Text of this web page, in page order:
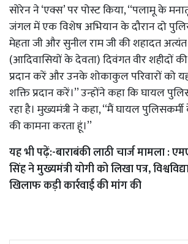
सोरेन ने ‘एक्स’ पर पोस्ट किया, ‘‘पलामू के
जंगल में एक विशेष अभियान के दौरान दो
मेहता जी और सुनील राम जी की शहादत
(आदिवासियों के देवता) दिवंगत वीर शहीदों
प्रदान करें और उनके शोकाकुल परिवारों को
शक्ति प्रदान करें।’’ उन्होंने कहा कि घायल
रहा है। मुख्यमंत्री ने कहा, ‘‘मैं घायल
की कामना करता हूं।’’
यह भी पढ़ें:-बाराबंकी लाठी चार्ज मामला :
सिंह ने मुख्यमंत्री योगी को लिखा पत्र,
खिलाफ कड़ी कार्रवाई की मांग की